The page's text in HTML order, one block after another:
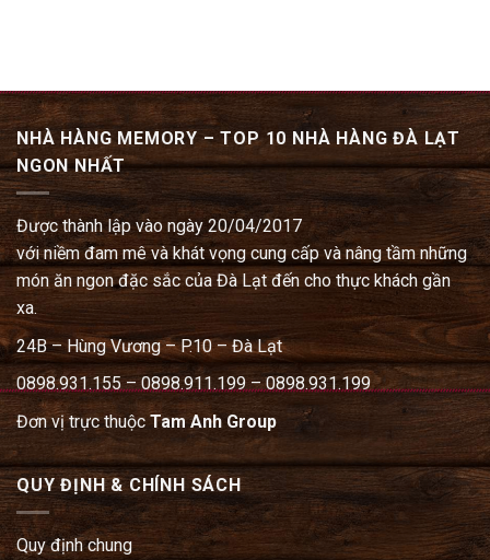
NHÀ HÀNG MEMORY – TOP 10 NHÀ HÀNG ĐÀ LẠT
NGON NHẤT
Được thành lập vào ngày 20/04/2017
với niềm đam mê và khát vọng cung cấp và nâng tầm những
món ăn ngon đặc sắc của Đà Lạt đến cho thực khách gần
xa.
24B – Hùng Vương – P.10 – Đà Lạt
0898.931.155 – 0898.911.199 – 0898.931.199
Đơn vị trực thuộcTam Anh Group
QUY ĐỊNH & CHÍNH SÁCH
Quy định chung